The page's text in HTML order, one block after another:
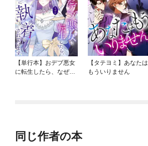
【単行本】おデブ悪女
に転生したら、なぜか
【タテヨミ】あなたは
もういりません
同じ作者の本